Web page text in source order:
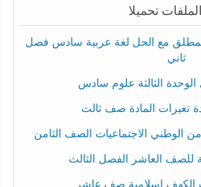
تحميلا
مع الحل لغة عربية سادس فصل
ثاني
الثالثة علوم سادس
تغيرات المادة صف ثالث
الوطني الاجتماعيات الصف الثامن
للصف العاشر الفصل الثالث
إسلامية صف عاشر